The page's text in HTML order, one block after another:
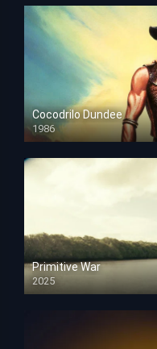
Cocodrilo Dundee
1986
HD 1080p
Primitive War
2025
HD 1080p